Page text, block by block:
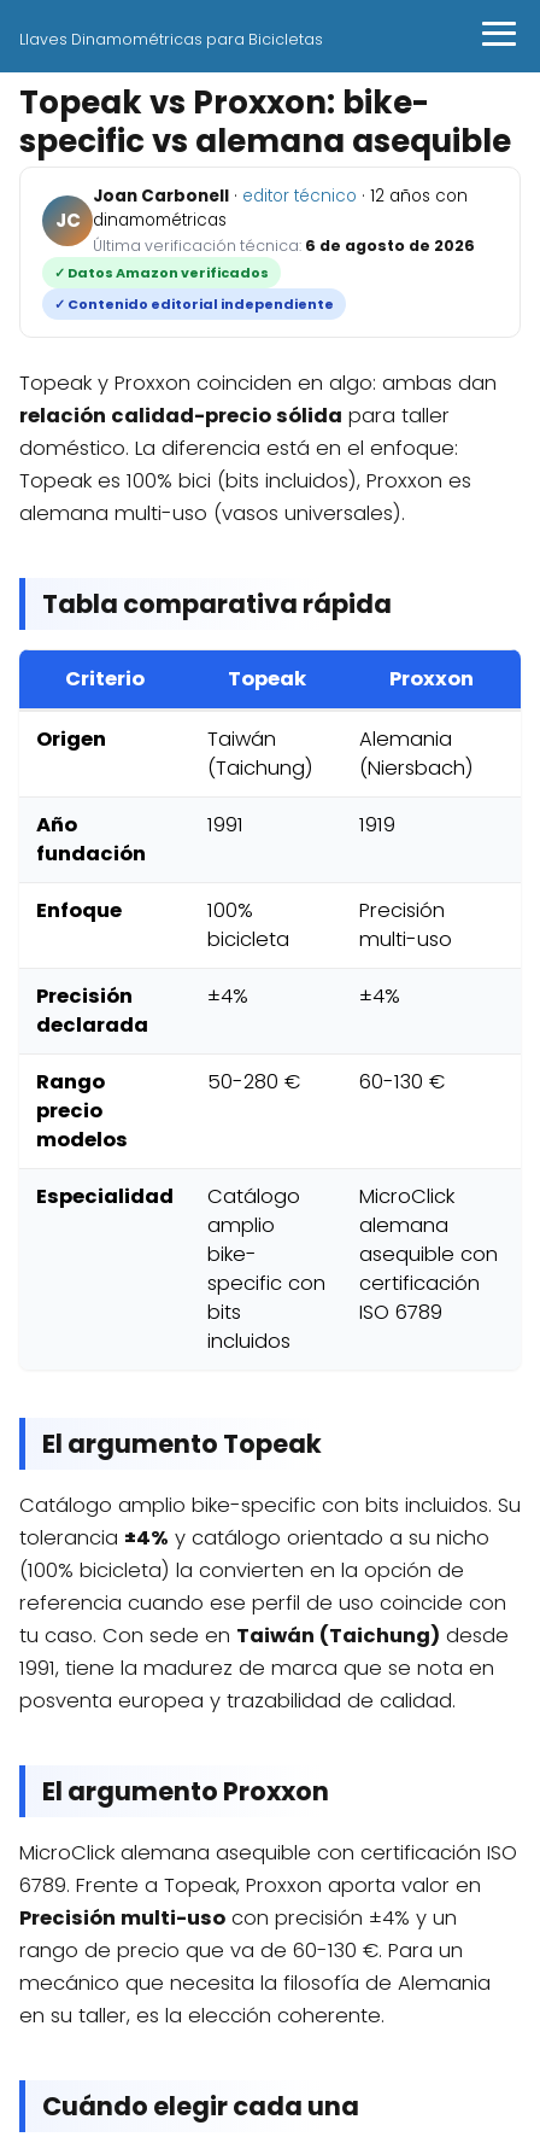
Llaves Dinamométricas para Bicicletas
Topeak vs Proxxon: bike-
specific vs alemana asequible
JC
Joan Carbonell · editor técnico · 12 años con
dinamométricas
Última verificación técnica: 6 de agosto de 2026
✓ Datos Amazon verificados
✓ Contenido editorial independiente
Topeak y Proxxon coinciden en algo: ambas dan
relación calidad-precio sólida para taller
doméstico. La diferencia está en el enfoque:
Topeak es 100% bici (bits incluidos), Proxxon es
alemana multi-uso (vasos universales).
Tabla comparativa rápida
Criterio Topeak Proxxon
Origen
Taiwán
(Taichung)
Alemania
(Niersbach)
Año
fundación
1991 1919
Enfoque
100%
bicicleta
Precisión
multi-uso
Precisión
declarada
±4% ±4%
Rango
precio
modelos
50-280 € 60-130 €
Especialidad
Catálogo
amplio
bike-
specific con
bits
incluidos
MicroClick
alemana
asequible con
certificación
ISO 6789
El argumento Topeak
Catálogo amplio bike-specific con bits incluidos. Su
tolerancia ±4% y catálogo orientado a su nicho
(100% bicicleta) la convierten en la opción de
referencia cuando ese perfil de uso coincide con
tu caso. Con sede en Taiwán (Taichung) desde
1991, tiene la madurez de marca que se nota en
posventa europea y trazabilidad de calidad.
El argumento Proxxon
MicroClick alemana asequible con certificación ISO
6789. Frente a Topeak, Proxxon aporta valor en
Precisión multi-uso con precisión ±4% y un
rango de precio que va de 60-130 €. Para un
mecánico que necesita la filosofía de Alemania
en su taller, es la elección coherente.
Cuándo elegir cada una